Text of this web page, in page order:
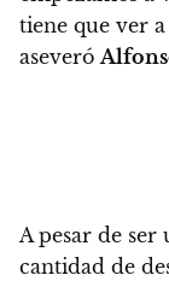
tiene que ver
aseveró
A pesar de ser
cantidad de